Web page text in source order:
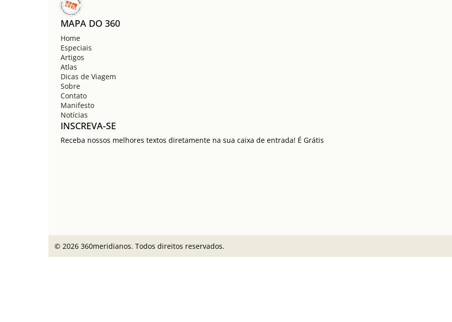
MAPA DO 360
Home
Especiais
Artigos
Atlas
Dicas de Viagem
Sobre
Contato
Manifesto
Notícias
INSCREVA-SE
Receba nossos melhores textos diretamente na sua caixa de entrada! É Grátis
© 2026 360meridianos. Todos direitos reservados.